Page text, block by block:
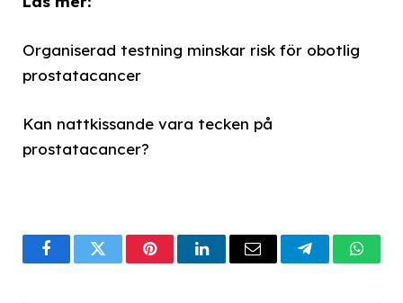
Organiserad testning minskar risk för obotlig
prostatacancer
Kan nattkissande vara tecken på
prostatacancer?
FacebookTwitterPinterestLinkedInEmail Telegram